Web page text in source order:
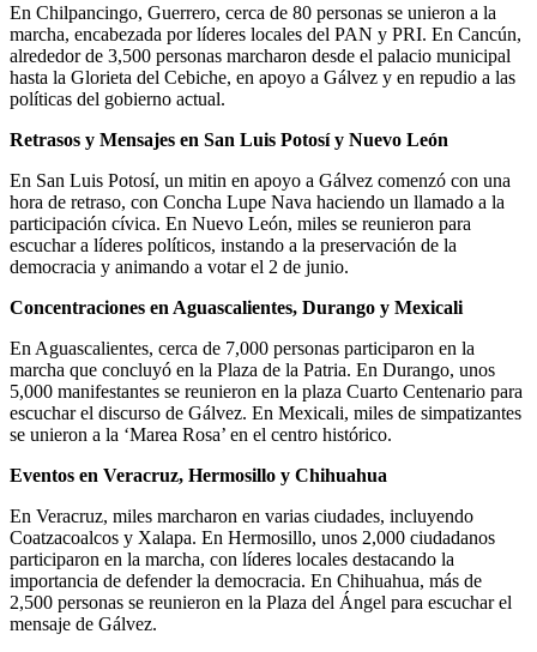
En Chilpancingo, Guerrero, cerca de 80 personas se unieron a la
marcha, encabezada por líderes locales del PAN y PRI. En Cancún,
alrededor de 3,500 personas marcharon desde el palacio municipal
hasta la Glorieta del Cebiche, en apoyo a Gálvez y en repudio a las
políticas del gobierno actual.
Retrasos y Mensajes en San Luis Potosí y Nuevo León
En San Luis Potosí, un mitin en apoyo a Gálvez comenzó con una
hora de retraso, con Concha Lupe Nava haciendo un llamado a la
participación cívica. En Nuevo León, miles se reunieron para
escuchar a líderes políticos, instando a la preservación de la
democracia y animando a votar el 2 de junio.
Concentraciones en Aguascalientes, Durango y Mexicali
En Aguascalientes, cerca de 7,000 personas participaron en la
marcha que concluyó en la Plaza de la Patria. En Durango, unos
5,000 manifestantes se reunieron en la plaza Cuarto Centenario para
escuchar el discurso de Gálvez. En Mexicali, miles de simpatizantes
se unieron a la ‘Marea Rosa’ en el centro histórico.
Eventos en Veracruz, Hermosillo y Chihuahua
En Veracruz, miles marcharon en varias ciudades, incluyendo
Coatzacoalcos y Xalapa. En Hermosillo, unos 2,000 ciudadanos
participaron en la marcha, con líderes locales destacando la
importancia de defender la democracia. En Chihuahua, más de
2,500 personas se reunieron en la Plaza del Ángel para escuchar el
mensaje de Gálvez.